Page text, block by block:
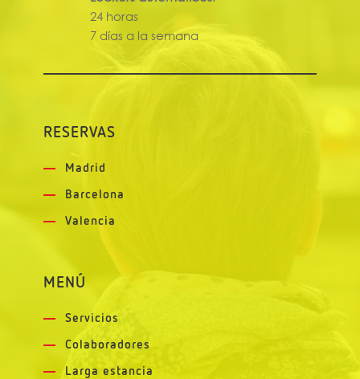
24 horas
7 días a la semana
RESERVAS
Madrid
Barcelona
Valencia
MENÚ
Servicios
Colaboradores
Larga estancia